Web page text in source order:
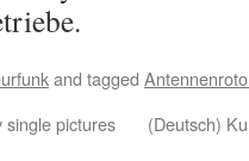
and tagged
pictures
(Deutsch)